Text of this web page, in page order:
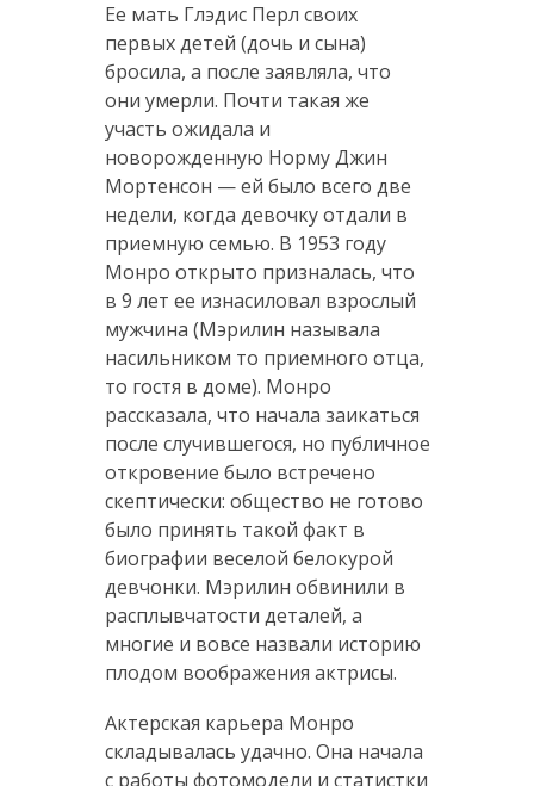
Ее мать Глэдис Перл своих
первых детей (дочь и сына)
бросила, а после заявляла, что
они умерли. Почти такая же
участь ожидала и
новорожденную Норму Джин
Мортенсон — ей было всего две
недели, когда девочку отдали в
приемную семью. В 1953 году
Монро открыто призналась, что
в 9 лет ее изнасиловал взрослый
мужчина (Мэрилин называла
насильником то приемного отца,
то гостя в доме). Монро
рассказала, что начала заикаться
после случившегося, но публичное
откровение было встречено
скептически: общество не готово
было принять такой факт в
биографии веселой белокурой
девчонки. Мэрилин обвинили в
расплывчатости деталей, а
многие и вовсе назвали историю
плодом воображения актрисы.
Актерская карьера Монро
складывалась удачно. Она начала
с работы фотомодели и статистки